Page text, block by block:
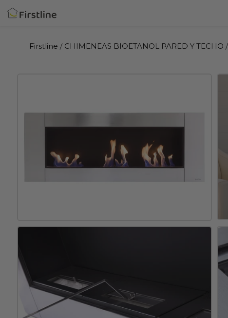
directamente
Firstline / CHIMENEAS BIOETANOL PARED Y TECHO